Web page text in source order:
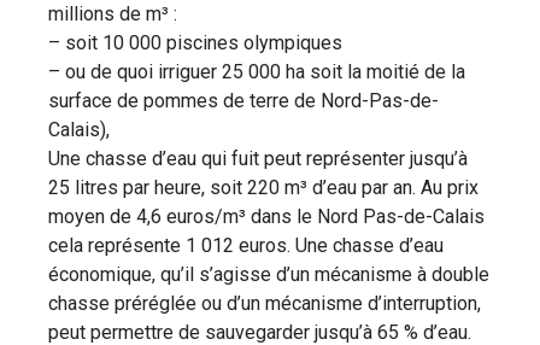
millions de m³ :
– soit 10 000 piscines olympiques
– ou de quoi irriguer 25 000 ha soit la moitié de la
surface de pommes de terre de Nord-Pas-de-
Calais),
Une chasse d’eau qui fuit peut représenter jusqu’à
25 litres par heure, soit 220 m³ d’eau par an. Au prix
moyen de 4,6 euros/m³ dans le Nord Pas-de-Calais
cela représente 1 012 euros. Une chasse d’eau
économique, qu’il s’agisse d’un mécanisme à double
chasse préréglée ou d’un mécanisme d’interruption,
peut permettre de sauvegarder jusqu’à 65 % d’eau.